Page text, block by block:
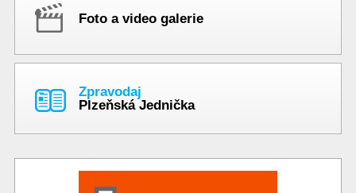
Foto a video galerie
Zpravodaj
Plzeňská Jednička